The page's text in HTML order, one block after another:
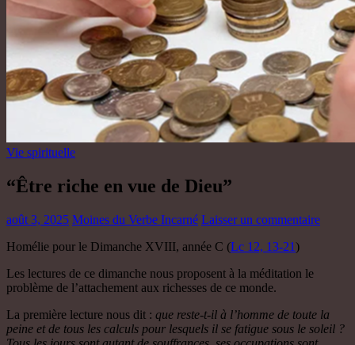
Vie spirituelle
“Être riche en vue de Dieu”
août 3, 2025 Moines du Verbe Incarné Laisser un commentaire
Homélie pour le Dimanche XVIII, année C (Lc 12, 13-21 )
Les lectures de ce dimanche nous proposent à la méditation le
problème de l’attachement aux richesses de ce monde.
La première lecture nous dit : que reste-t-il à l’homme de toute la
peine et de tous les calculs pour lesquels il se fatigue sous le soleil ?